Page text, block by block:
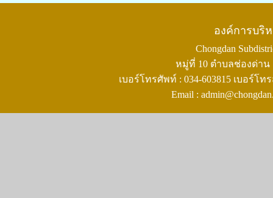
องค์การบริ
Chongdan
หมู่ที่ 10 ตำบลช่องด่าน
เบอร์โทรศัพท์ : 034-603815 เบอร์โท
Email :